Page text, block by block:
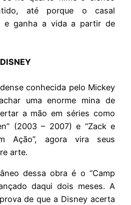
até porque o casal
e ganha a vida a partir de
conhecida pelo Mickey
uma enorme mina de
a mão em séries como
(2003 – 2007) e “Zack e
Ação”, agora vira seus
arte.
dessa obra é o “Camp
daqui dois meses. A
de que a Disney acerta